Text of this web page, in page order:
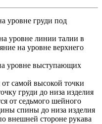
уровне груди под
уровне линии талии в
на уровне верхнего
уровне выступающих
от самой высокой точки
груди до низа изделия
от седьмого шейного
спины до низа изделия
внешней стороне рукава